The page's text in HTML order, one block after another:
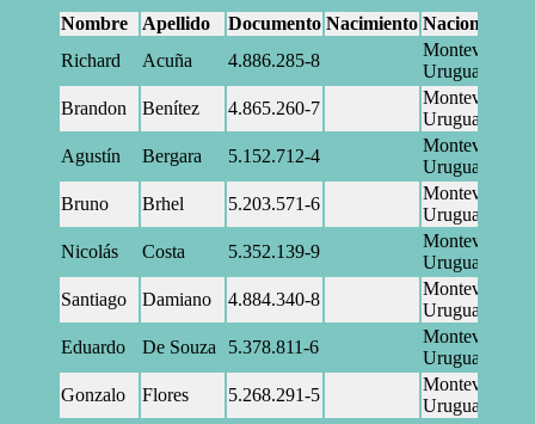
Nombre Apellido Documento Nacimiento Nacionalidad
Richard
Acuña 4.886.285-8
Montevideo,
Uruguay
Brandon
Benítez 4.865.260-7
Montevideo,
Uruguay
Agustín
Bergara 5.152.712-4
Montevideo,
Uruguay
Bruno
Brhel 5.203.571-6
Montevideo,
Uruguay
Nicolás
Costa 5.352.139-9
Montevideo,
Uruguay
Santiago
Damiano 4.884.340-8
Montevideo,
Uruguay
Eduardo
De Souza 5.378.811-6
Montevideo,
Uruguay
Gonzalo
Flores 5.268.291-5
Montevideo,
Uruguay